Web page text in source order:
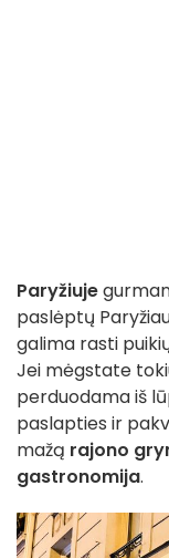
Paryžiuje
paslėptų
galima rasti
Jei mėgstate
perduodama iš
paslapties ir
mažą rajono
gastronomija.